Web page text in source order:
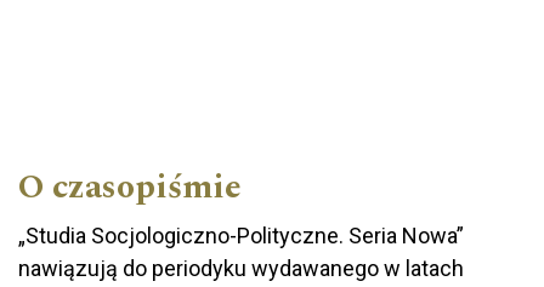
O czasopiśmie
„Studia Socjologiczno-Polityczne. Seria Nowa”
nawiązują do periodyku wydawanego w latach